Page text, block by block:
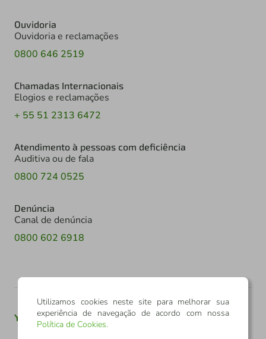
Ouvidoria
Ouvidoria e reclamações
0800 646 2519
Chamadas Internacionais
Elogios e reclamações
+ 55 51 2313 6472
Atendimento à pessoas com deficiência
Auditiva ou de fala
0800 724 0525
Denúncia
Canal de denúncia
0800 602 6918
Youtube Twitter Linkedin Instagram
Utilizamos cookies neste site para melhorar sua
experiência de navegação de acordo com nossa
Política de Cookies.